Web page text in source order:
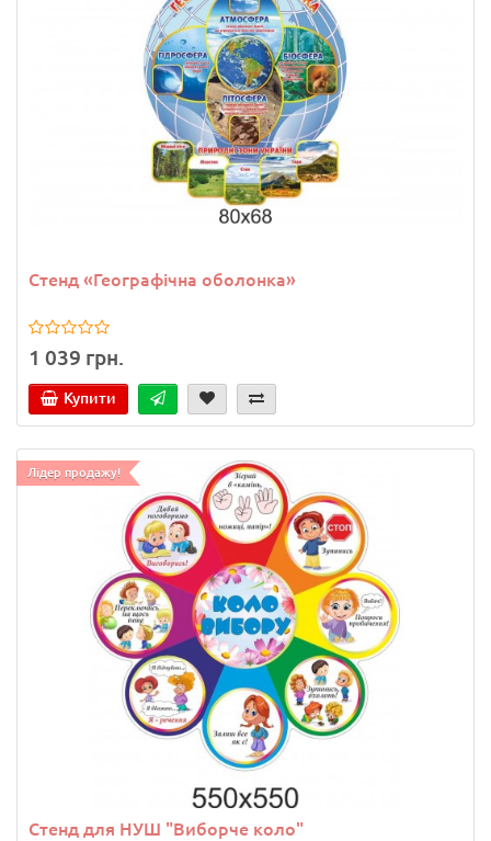
Стенд «Географічна оболонка»
1 039 грн.
Купити
Лідер продажу!
Стенд для НУШ "Виборче коло"